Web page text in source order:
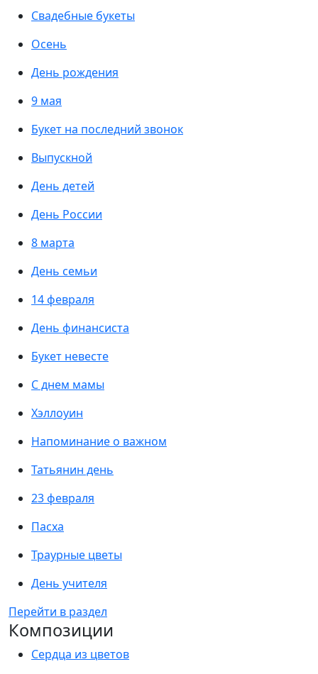
Свадебные букеты
Осень
День рождения
9 мая
Букет на последний звонок
Выпускной
День детей
День России
8 марта
День семьи
14 февраля
День финансиста
Букет невесте
С днем мамы
Хэллоуин
Напоминание о важном
Татьянин день
23 февраля
Пасха
Траурные цветы
День учителя
Перейти в раздел
Композиции
Сердца из цветов